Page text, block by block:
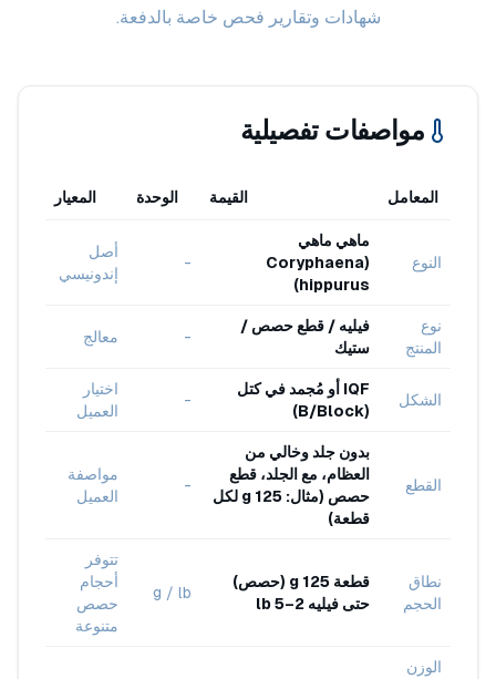
شهادات وتقارير فحص خاصة بالدفعة.
مواصفات تفصيلية
المعامل القيمة الوحدة المعيار
النوع
ماهي ماهي
(Coryphaena
hippurus)
-
أصل
إندونيسي
نوع
المنتج
فيليه / قطع حصص /
ستيك
- معالج
الشكل
IQF أو مُجمد في كتل
(B/Block)
-
اختيار
العميل
القطع
بدون جلد وخالي من
العظام، مع الجلد، قطع
حصص (مثال: 125 g لكل
قطعة)
-
مواصفة
العميل
نطاق
الحجم
قطعة 125 g (حصص)
حتى فيليه 2–5 lb
g / lb
تتوفر
أحجام
حصص
متنوعة
الوزن